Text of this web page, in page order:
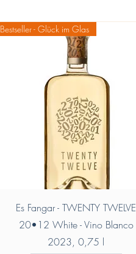
p
e
r
1
l
i
t
o
Vista rapida
Bestseller - Glück im Glas
Es Fangar - TWENTY TWELVE
20•12 White - Vino Blanco
2023, 0,75 l